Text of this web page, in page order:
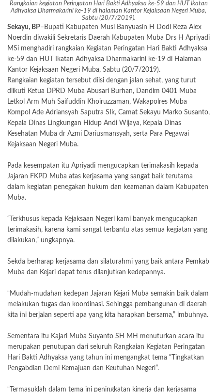
Rangkaian kegiatan Peringatan Hari Bakti Adhyaksa ke-59 dan HUT Ikatan
Adhyaksa Dharmakarini ke-19 di halaman Kantor Kejaksaan Negeri Muba,
Sabtu (20/7/2019).
Sekayu, BP–Bupati Kabupaten Musi Banyuasin H Dodi Reza Alex
Noerdin diwakili Sekretaris Daerah Kabupaten Muba Drs H Apriyadi
MSi menghadiri rangkaian Kegiatan Peringatan Hari Bakti Adhyaksa
ke-59 dan HUT Ikatan Adhyaksa Dharmakarini ke-19 di Halaman
Kantor Kejaksaan Negeri Muba, Sabtu (20/7/2019).
Rangkaian kegiatan tersebut diisi dengan jalan sehat, yang turut
diikuti Ketua DPRD Muba Abusari Burhan, Dandim 0401 Muba
Letkol Arm Muh Saifuddin Khoiruzzaman, Wakapolres Muba
Kompol Ade Adriansyah Saputra SIk, Camat Sekayu Marko Susanto,
Kepala Dinas Lingkungan Hidup Andi Wijaya, Kepala Dinas
Kesehatan Muba dr Azmi Dariusmansyah, serta Para Pegawai
Kejaksaan Negeri Muba.
Pada kesempatan itu Apriyadi mengucapkan terimakasih kepada
Jajaran FKPD Muba atas kerjasama yang sangat baik terutama
dalam kegiatan penegakan hukum dan keamanan dalam Kabupaten
Muba.
“Terkhusus kepada Kejaksaan Negeri kami banyak mengucapkan
terimakasih, karena kami sangat terbantu atas semua kegiatan yang
dilakukan,” ungkapnya.
Sekda berharap kerjasama dan silaturahmi yang baik antara Pemkab
Muba dan Kejari dapat terus dilanjutkan kedepannya.
“Mudah-mudahan kedepan Jajaran Kejari Muba semakin baik dalam
melakukan tugas dan koordinasi. Sehingga pembangunan di daerah
kita ini berjalan seperti apa yang kita harapkan bersama,” imbuhnya.
Sementara itu Kajari Muba Suyanto SH MH menuturkan acara itu
merupakan penutupan dari seluruh Rangkaian Kegiatan Peringatan
Hari Bakti Adhyaksa yang tahun ini mengangkat tema “Tingkatkan
Pengabdian Demi Kemajuan dan Keutuhan Negeri”.
“Termasuklah dalam tema ini peningkatan kinerja dan kerjasama